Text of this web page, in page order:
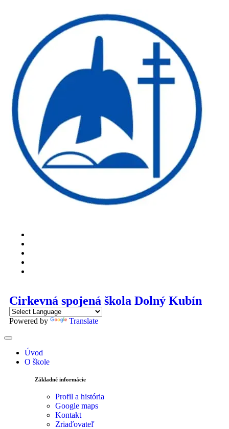
Cirkevná spojená škola Dolný Kubín
Powered by Translate
Úvod
O škole
Základné informácie
Profil a história
Google maps
Kontakt
Zriaďovateľ